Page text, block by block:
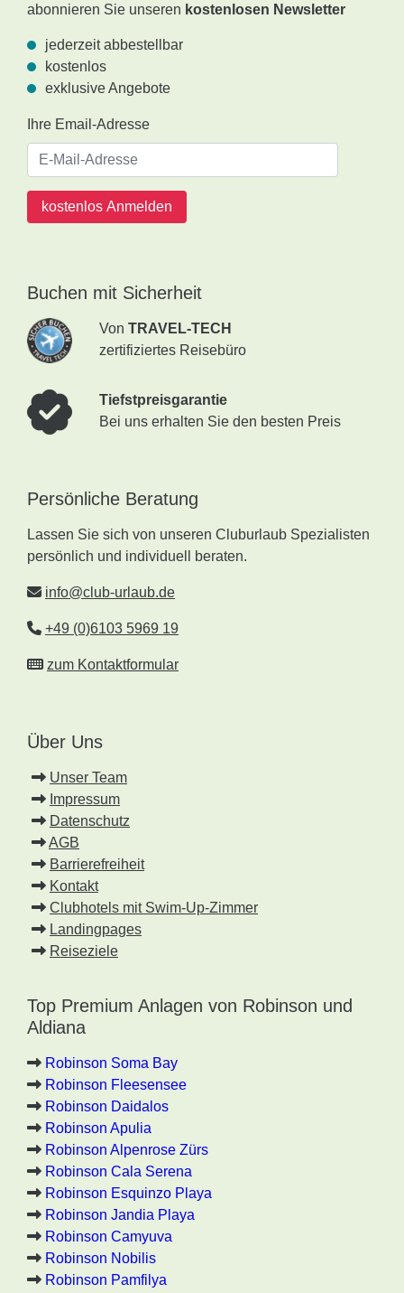
abonnieren Sie unseren kostenlosen Newsletter
jederzeit abbestellbar
kostenlos
exklusive Angebote
Ihre Email-Adresse
kostenlos Anmelden
Buchen mit Sicherheit
Von TRAVEL-TECH
zertifiziertes Reisebüro
Tiefstpreisgarantie
Bei uns erhalten Sie den besten Preis
Persönliche Beratung
Lassen Sie sich von unseren Cluburlaub Spezialisten
persönlich und individuell beraten.
info@club-urlaub.de
+49 (0)6103 5969 19
zum Kontaktformular
Über Uns
Unser Team
Impressum
Datenschutz
AGB
Barrierefreiheit
Kontakt
Clubhotels mit Swim-Up-Zimmer
Landingpages
Reiseziele
Top Premium Anlagen von Robinson und
Aldiana
Robinson Soma Bay
Robinson Fleesensee
Robinson Daidalos
Robinson Apulia
Robinson Alpenrose Zürs
Robinson Cala Serena
Robinson Esquinzo Playa
Robinson Jandia Playa
Robinson Camyuva
Robinson Nobilis
Robinson Pamfilya